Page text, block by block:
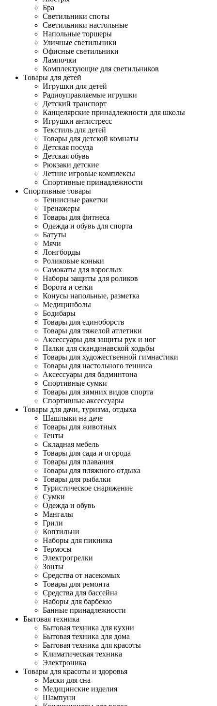
Бра
Светильники споты
Светильники настольные
Напольные торшеры
Уличные светильники
Офисные светильники
Лампочки
Комплектующие для светильников
Товары для детей
Игрушки для детей
Радиоуправляемые игрушки
Детский транспорт
Канцелярские принадлежности для школы
Игрушки антистресс
Текстиль для детей
Товары для детской комнаты
Детская посуда
Детская обувь
Рюкзаки детские
Летние игровые комплексы
Спортивные принадлежности
Спортивные товары
Теннисные ракетки
Тренажеры
Товары для фитнеса
Одежда и обувь для спорта
Батуты
Мячи
Лонгборды
Роликовые коньки
Самокаты для взрослых
Наборы защиты для роликов
Ворота и сетки
Конусы напольные, разметка
Медицинболы
Бодибары
Товары для единоборств
Товары для тяжелой атлетики
Аксессуары для защиты рук и ног
Палки для скандинавской ходьбы
Товары для художественной гимнастики
Товары для настольного тенниса
Аксессуары для бадминтона
Спортивные сумки
Товары для зимних видов спорта
Спортивные аксессуары
Товары для дачи, туризма, отдыха
Шашлыки на даче
Товары для животных
Тенты
Складная мебель
Товары для сада и огорода
Товары для плавания
Товары для пляжного отдыха
Товары для рыбалки
Туристическое снаряжение
Сумки
Одежда и обувь
Мангалы
Грили
Коптильни
Наборы для пикника
Термосы
Электрогрелки
Зонты
Средства от насекомых
Товары для ремонта
Средства для бассейна
Наборы для барбекю
Банные принадлежности
Бытовая техника
Бытовая техника для кухни
Бытовая техника для дома
Бытовая техника для красоты
Климатическая техника
Электроника
Товары для красоты и здоровья
Маски для сна
Медицинские изделия
Шампуни